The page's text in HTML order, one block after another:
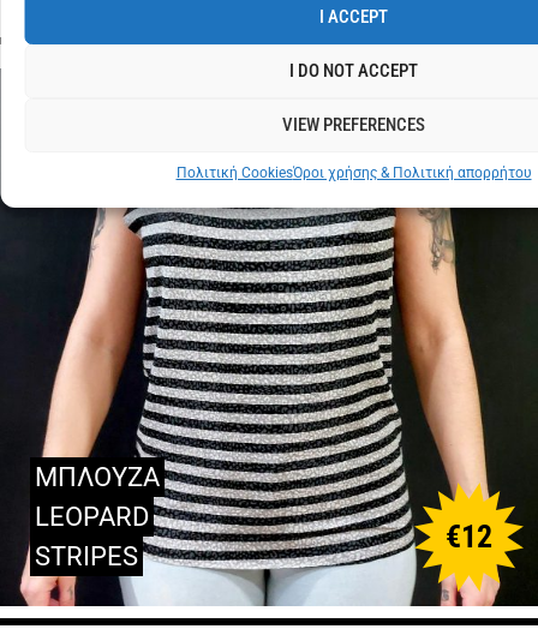
I ACCEPT
I DO NOT ACCEPT
VIEW PREFERENCES
Πολιτική CookiesΌροι χρήσης & Πολιτική απορρήτου
ΜΠΛΟΥΖΑ
LEOPARD
STRIPES
€12